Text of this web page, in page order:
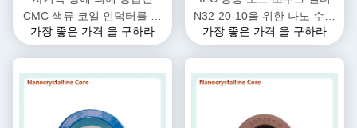
CMC 색류 코일 인덕터를 위
한 고주파 나노 수정체 핵심
가장 좋은 가격 을 구하라
N32-20-10을 위한 나노 수정
체 토로이달 코어
가장 좋은 가격 을 구하라